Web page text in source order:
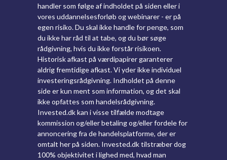
handler som følge af indholdet på siden eller i
vores uddannelsesforløb og webinarer - er på
egen risiko. Du skal ikke handle for penge, som
du ikke har råd til at tabe, og du bør søge
rådgivning, hvis du ikke forstår risikoen.
Historisk afkast på værdipapirer garanterer
aldrig fremtidige afkast. Vi yder ikke individuel
investeringsrådgivning. Indholdet på denne
side er kun ment som information, og det skal
ikke opfattes som handelsrådgivning.
Invested.dk kan i visse tilfælde modtage
kommission og/eller betaling og/eller fordele for
annoncering fra de handelsplatforme, der er
omtalt her på siden. Invested.dk tilstræber dog
100% objektivitet i lighed med, hvad man